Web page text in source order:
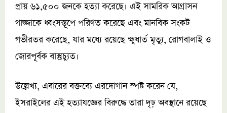
প্রায় ৬১,৫০০ জনকে হত্যা করেছে। এই সামরিক আগ্রাসন
গাজ্জাকে ধ্বংসস্তূপে পরিণত করেছে এবং মানবিক সংকট
গভীরতর করেছে, যার মধ্যে রয়েছে ক্ষুধার্ত মৃত্যু, রোগবালাই ও
জোরপূর্বক বাস্তুচ্যুত।
উল্লেখ্য, এবারের বক্তব্যে এরদোগান স্পষ্ট করেন যে,
ইসরাইলের এই হত্যাযজ্ঞের বিরুদ্ধে তারা দৃঢ় অবস্থানে রয়েছে